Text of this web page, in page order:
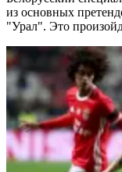
из основных
"Урал". Это